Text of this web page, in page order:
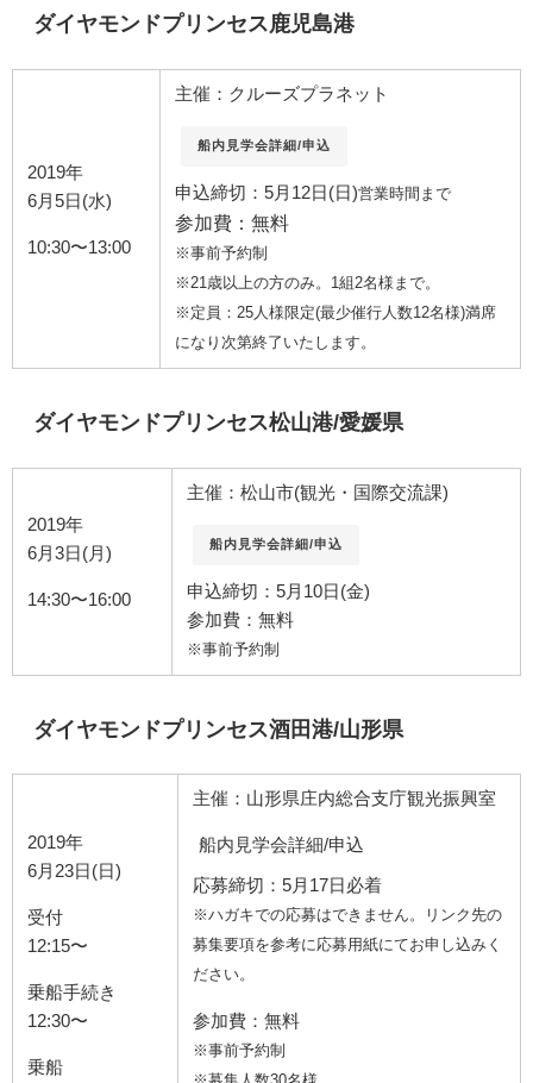
ダイヤモンドプリンセス鹿児島港
2019年
6月5日(水)
10:30〜13:00
主催：クルーズプラネット
船内見学会詳細/申込
申込締切：5月12日(日)営業時間まで
参加費：無料
※事前予約制
※21歳以上の方のみ。1組2名様まで。
※定員：25人様限定(最少催行人数12名様)満席
になり次第終了いたします。
ダイヤモンドプリンセス松山港/愛媛県
2019年
6月3日(月)
14:30〜16:00
主催：松山市(観光・国際交流課)
船内見学会詳細/申込
申込締切：5月10日(金)
参加費：無料
※事前予約制
ダイヤモンドプリンセス酒田港/山形県
2019年
6月23日(日)
受付
12:15〜
乗船手続き
12:30〜
乗船
主催：山形県庄内総合支庁観光振興室
船内見学会詳細/申込
応募締切：5月17日必着
※ハガキでの応募はできません。リンク先の
募集要項を参考に応募用紙にてお申し込みく
ださい。
参加費：無料
※事前予約制